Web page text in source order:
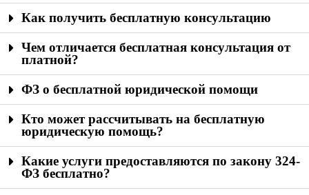
Как получить бесплатную консультацию
Чем отличается бесплатная консультация от
платной?
ФЗ о бесплатной юридической помощи
Кто может рассчитывать на бесплатную
юридическую помощь?
Какие услуги предоставляются по закону 324-
ФЗ бесплатно?